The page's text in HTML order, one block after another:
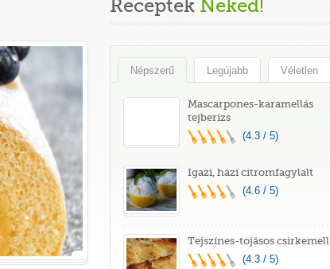
Receptek Neked!
Népszerű Legújabb Véletlen
Mascarpones-karamellás
tejberizs
(4.3 / 5)
Igazi, házi citromfagylalt
(4.6 / 5)
Tejszínes-tojásos csirkemell
(4.3 / 5)